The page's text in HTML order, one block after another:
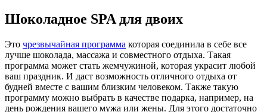
Шоколадное SPA для двоих
Это чрезвычайная программа которая соединила в себе все
лучше шоколада, массажа и совместного отдыха. Такая
программа может стать жемчужиной, которая украсит любой
ваш праздник. И даст возможность отличного отдыха от
будней вместе с вашим близким человеком. Также такую
программу можно выбрать в качестве подарка, например, на
день рождения вашего мужа или жены. Для этого достаточно